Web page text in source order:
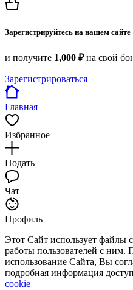
Зарегистрируйтесь на нашем сайте
и получите 1,000 ₽на свой
Зарегистрироваться
Главная
Избранное
Подать
Чат
Профиль
Этот Сайт использует файлы
работы пользователей с
использование Сайта, Вы
подробная информация
cookie